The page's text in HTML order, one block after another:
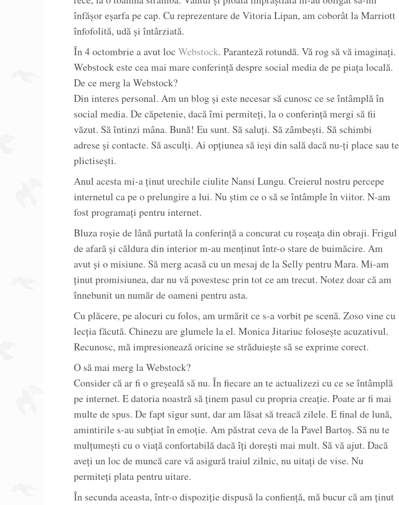
înfășor eșarfa pe cap. Cu reprezentare de Vitoria Lipan, am coborât la Marriott
înfofolită, udă și întârziată.
În 4 octombrie a avut loc Webstock. Paranteză rotundă. Vă rog să vă imaginați.
Webstock este cea mai mare conferință despre social media de pe piața locală.
De ce merg la Webstock?
Din interes personal. Am un blog și este necesar să cunosc ce se întâmplă în
social media. De căpetenie, dacă îmi permiteți, la o conferință mergi să fii
văzut. Să întinzi mâna. Bună! Eu sunt. Să saluți. Să zâmbești. Să schimbi
adrese și contacte. Să asculți. Ai opțiunea să ieși din sală dacă nu-ți place sau te
plictisești.
Anul acesta mi-a ținut urechile ciulite Nansi Lungu. Creierul nostru percepe
internetul ca pe o prelungire a lui. Nu știm ce o să se întâmple în viitor. N-am
fost programați pentru internet.
Bluza roșie de lână purtată la conferință a concurat cu roșeața din obraji. Frigul
de afară și căldura din interior m-au menținut într-o stare de buimăcire. Am
avut și o misiune. Să merg acasă cu un mesaj de la Selly pentru Mara. Mi-am
ținut promisiunea, dar nu vă povestesc prin tot ce am trecut. Notez doar că am
înnebunit un număr de oameni pentru asta.
Cu plăcere, pe alocuri cu folos, am urmărit ce s-a vorbit pe scenă. Zoso vine cu
lecția făcută. Chinezu are glumele la el. Monica Jitariuc folosește acuzativul.
Recunosc, mă impresionează oricine se străduiește să se exprime corect.
O să mai merg la Webstock?
Consider că ar fi o greșeală să nu. În fiecare an te actualizezi cu ce se întâmplă
pe internet. E datoria noastră să ținem pasul cu propria creație. Poate ar fi mai
multe de spus. De fapt sigur sunt, dar am lăsat să treacă zilele. E final de lună,
amintirile s-au subțiat în emoție. Am păstrat ceva de la Pavel Bartoș. Să nu te
mulțumești cu o viață confortabilă dacă îți dorești mai mult. Să vă ajut. Dacă
aveți un loc de muncă care vă asigură traiul zilnic, nu uitați de vise. Nu
permiteți plata pentru uitare.
În secunda aceasta, într-o dispoziție dispusă la confiență, mă bucur că am ținut